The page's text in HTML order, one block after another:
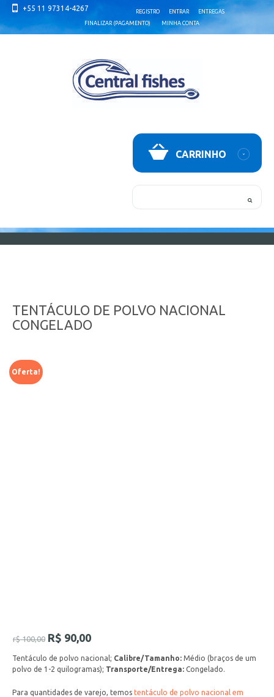
+55 11 97314-4267 REGISTRO ENTRAR
ENTREGAS
FINALIZAR (PAGAMENTO)
MINHA CONTA
CARRINHO
TENTÁCULO DE POLVO NACIONAL
CONGELADO
Oferta!
r$100,00 R$ 90,00
Tentáculo de polvo nacional; Calibre/Tamanho: Médio (braços de um
polvo de 1-2 quilogramas); Transporte/Entrega: Congelado.
Para quantidades de varejo, temos tentáculo de polvo nacional em